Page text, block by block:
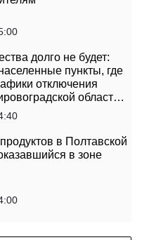
долго не будет:
пункты, где
отключения
области
в Полтавской
в зоне